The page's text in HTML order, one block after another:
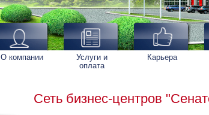
О компании Услуги и
оплата
Карьера
Сеть бизнес-центров